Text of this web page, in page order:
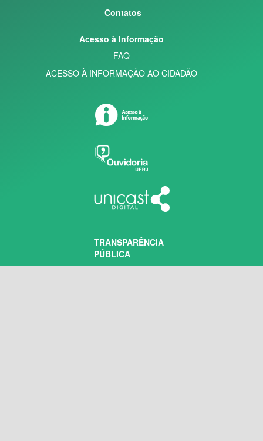
Contatos
Acesso à Informação
FAQ
ACESSO À INFORMAÇÃO AO CIDADÃO
TRANSPARÊNCIA
PÚBLICA